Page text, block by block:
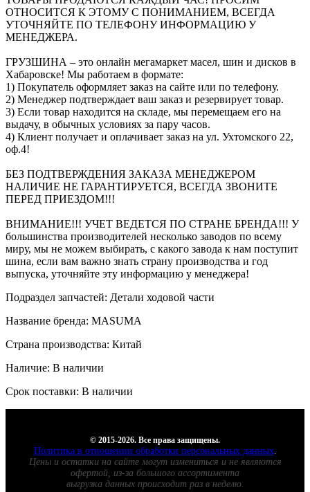
ОТНОСИТСЯ К ЭТОМУ С ПОНИМАНИЕМ, ВСЕГДА
УТОЧНЯЙТЕ ПО ТЕЛЕФОНУ ИНФОРМАЦИЮ У
МЕНЕДЖЕРА.
ГРУЗШИНА – это онлайн мегамаркет масел, шин и дисков в
Хабаровске! Мы работаем в формате:
1) Покупатель оформляет заказ на сайте или по телефону.
2) Менеджер подтверждает ваш заказ и резервирует товар.
3) Если товар находится на складе, мы перемещаем его на
выдачу, в обычных условиях за пару часов.
4) Клиент получает и оплачивает заказ на ул. Ухтомского 22,
оф.4!
БЕЗ ПОДТВЕРЖДЕНИЯ ЗАКАЗА МЕНЕДЖЕРОМ
НАЛИЧИЕ НЕ ГАРАНТИРУЕТСЯ, ВСЕГДА ЗВОНИТЕ
ПЕРЕД ПРИЕЗДОМ!!!
ВНИМАНИЕ!!! УЧЕТ ВЕДЕТСЯ ПО СТРАНЕ БРЕНДА!!! У
большинства производителей несколько заводов по всему
миру, мы не можем выбирать, с какого завода к нам поступит
шина, если вам важно знать страну производства и год
выпуска, уточняйте эту информацию у менеджера!
Подраздел запчастей: Детали ходовой части
Название бренда: MASUMA
Страна производства: Китай
Наличие: В наличии
Срок поставки: В наличии
© 2015-2026. Все права защищены.
Политика в отношении обработки персональных данных.
Цены и остатки на сайте могут измениться и не являются
офертой, из-за большого ассортимента
выгрузка данных происходит раз в неделю.